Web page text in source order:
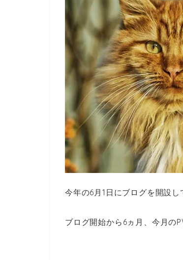
今年の6月1日にブログを開設し
ブログ開始から6ヵ月、今月の